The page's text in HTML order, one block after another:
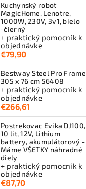
Kuchynský robot
MagicHome, Lenotre,
1000W, 230V, 3v1, bielo
-čierný
+ praktický pomocník k
objednávke
€79,90
Bestway Steel Pro Frame
305 x 76 cm 56408
+ praktický pomocník k
objednávke
€266,61
Postrekovac Evika DJ100,
10 lit, 12V, Lithium
battery, akumulátorový -
Máme VŠETKY náhradné
diely
+ praktický pomocník k
objednávke
€87,70